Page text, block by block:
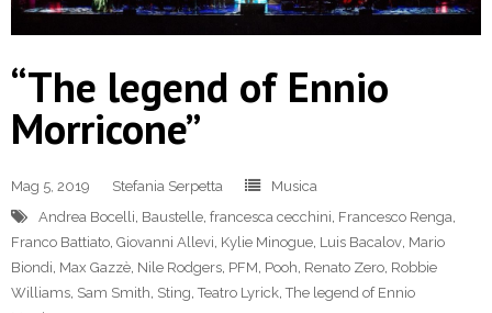
“The legend of Ennio
Morricone”
Mag 5, 2019 Stefania Serpetta
Musica
Andrea Bocelli, Baustelle, francesca cecchini, Francesco Renga,
Franco Battiato, Giovanni Allevi, Kylie Minogue, Luis Bacalov, Mario
Biondi, Max Gazzè, Nile Rodgers, PFM, Pooh, Renato Zero, Robbie
Williams, Sam Smith, Sting,Teatro Lyrick,The legend of Ennio